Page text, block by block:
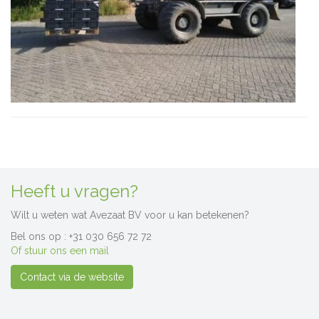
Heeft u vragen?
Wilt u weten wat Avezaat BV voor u kan betekenen?
Bel ons op : +31 030 656 72 72
Of stuur ons een mail
Contact via de website